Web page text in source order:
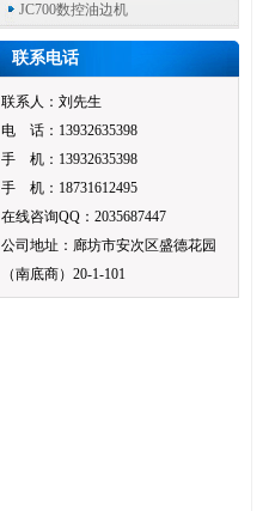
JC700数控油边机
联系电话
联系人：刘先生
电 话：13932635398
手 机：13932635398
手 机：18731612495
在线咨询QQ：2035687447
公司地址：廊坊市安次区盛德花园
（南底商）20-1-101